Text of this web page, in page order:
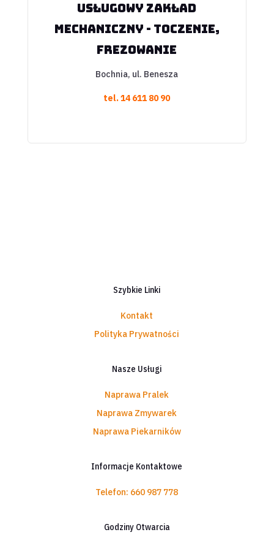
Usługowy zakład
mechaniczny - toczenie,
frezowanie
Bochnia, ul. Benesza
tel.14 611 80 90
Szybkie Linki
Kontakt
Polityka Prywatności
Nasze Usługi
Naprawa Pralek
Naprawa Zmywarek
Naprawa Piekarników
Informacje Kontaktowe
Telefon: 660 987 778
Godziny Otwarcia